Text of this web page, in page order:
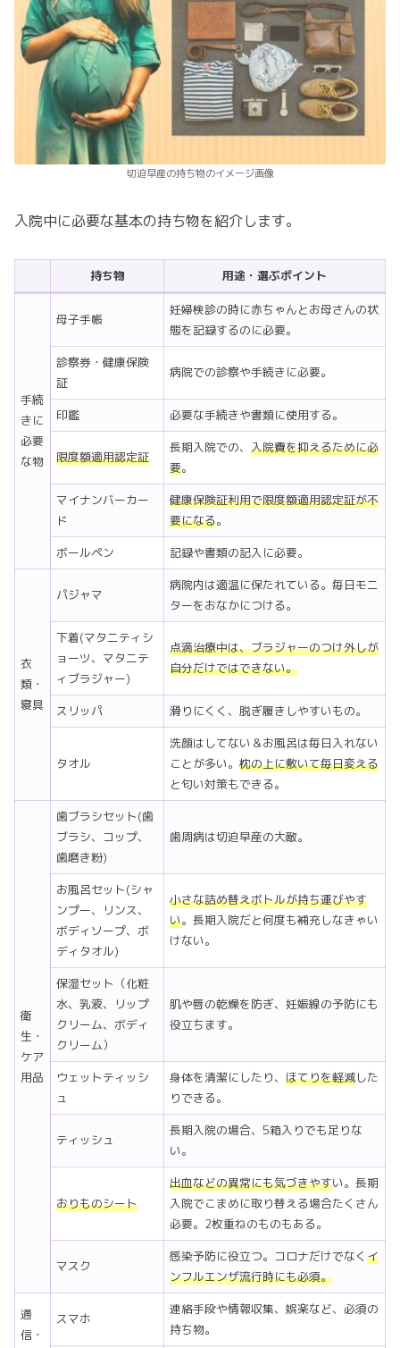
切迫早産の持ち物のイメージ画像
入院中に必要な基本の持ち物を紹介します。
持ち物 用途・選ぶポイント
手続
きに
必要
な物
母子手帳
妊婦検診の時に赤ちゃんとお母さんの状
態を記録するのに必要。
診察券・健康保険
証
病院での診察や手続きに必要。
印鑑 必要な手続きや書類に使用する。
限度額適用認定証
長期入院での、入院費を抑えるために必
要。
マイナンバーカー
ド
健康保険証利用で限度額適用認定証が不
要になる。
ボールペン
記録や書類の記入に必要。
衣
類・
寝具
パジャマ
病院内は適温に保たれている。毎日モニ
ターをおなかにつける。
下着(マタニティシ
ョーツ、マタニテ
ィブラジャー)
点滴治療中は、ブラジャーのつけ外しが
自分だけではできない。
スリッパ 滑りにくく、脱ぎ履きしやすいもの。
タオル
洗顔はしてない＆お風呂は毎日入れない
ことが多い。枕の上に敷いて毎日変える
と匂い対策もできる。
衛
生・
ケア
用品
歯ブラシセット(歯
ブラシ、コップ、
歯磨き粉)
歯周病は切迫早産の大敵。
お風呂セット(シャ
ンプー、リンス、
ボディソープ、ボ
ディタオル)
小さな詰め替えボトルが持ち運びやす
い。長期入院だと何度も補充しなきゃい
けない。
保湿セット（化粧
水、乳液、リップ
クリーム、ボディ
クリーム）
肌や唇の乾燥を防ぎ、妊娠線の予防にも
役立ちます。
ウェットティッシ
ュ
身体を清潔にしたり、ほてりを軽減した
りできる。
ティッシュ
長期入院の場合、5箱入りでも足りな
い。
おりものシート
出血などの異常にも気づきやすい。長期
入院でこまめに取り替える場合たくさん
必要。2枚重ねのものもある。
マスク
感染予防に役立つ。コロナだけでなくイ
ンフルエンザ流行時にも必須。
通
信・
スマホ
連絡手段や情報収集、娯楽など、必須の
持ち物。